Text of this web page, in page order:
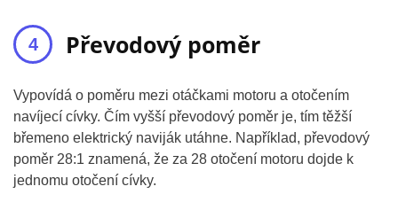
Převodový poměr
Vypovídá o poměru mezi otáčkami motoru a otočením
navíjecí cívky. Čím vyšší převodový poměr je, tím těžší
břemeno elektrický naviják utáhne. Například, převodový
poměr 28:1 znamená, že za 28 otočení motoru dojde k
jednomu otočení cívky.